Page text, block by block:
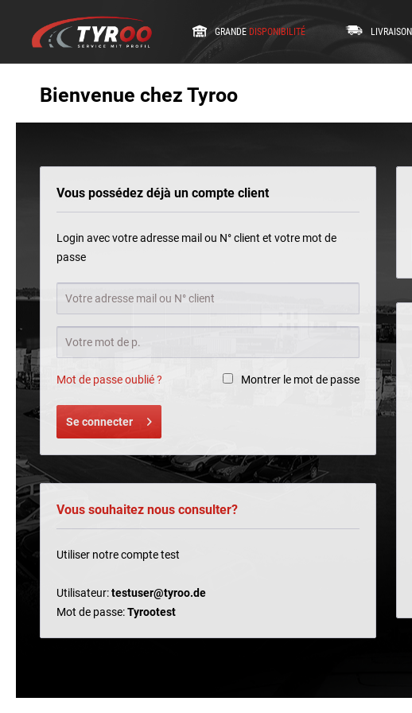
GRANDE DISPONIBILITÉ LIVRAISON
Bienvenue chez Tyroo
Vous possédez déjà un compte client
Login avec votre adresse mail ou N° client et votre mot de
passe
Montrer le mot de passe
Mot de passe oublié ?
Se connecter
Vous souhaitez nous consulter?
Utiliser notre compte test
Utilisateur:testuser@tyroo.de
Mot de passe:Tyrootest